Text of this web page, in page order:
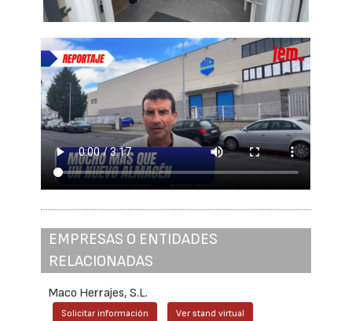
EMPRESAS O ENTIDADES
RELACIONADAS
Maco Herrajes, S.L.
Solicitar información Ver stand virtual